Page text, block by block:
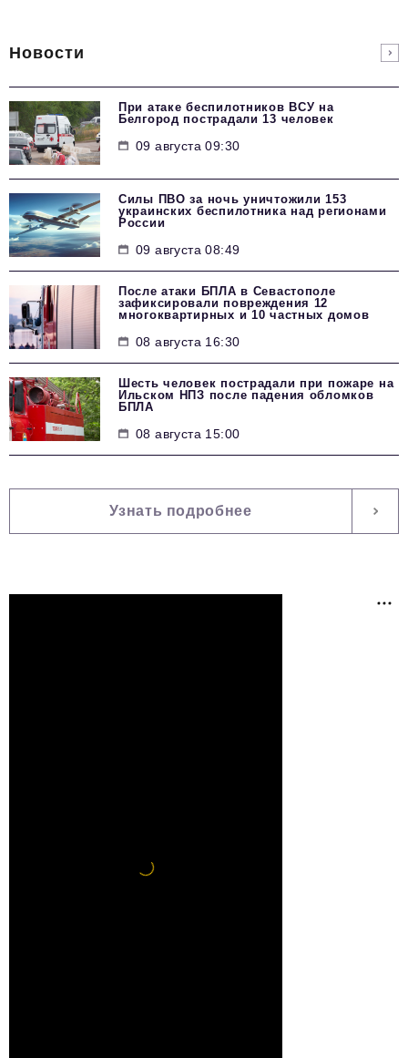
Новости
При атаке беспилотников ВСУ на
Белгород пострадали 13 человек
09 августа 09:30
Силы ПВО за ночь уничтожили 153
украинских беспилотника над регионами
России
09 августа 08:49
После атаки БПЛА в Севастополе
зафиксировали повреждения 12
многоквартирных и 10 частных домов
08 августа 16:30
Шесть человек пострадали при пожаре на
Ильском НПЗ после падения обломков
БПЛА
08 августа 15:00
Узнать подробнее